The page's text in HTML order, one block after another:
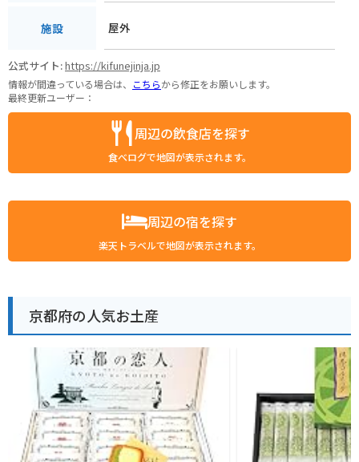
施設 屋外
公式サイト:https://kifunejinja.jp
情報が間違っている場合は、 こちらから修正をお願いします。
最終更新ユーザー：
周辺の飲食店を探す
食べログで地図が表示されます。
周辺の宿を探す
楽天トラベルで地図が表示されます。
京都府の人気お土産